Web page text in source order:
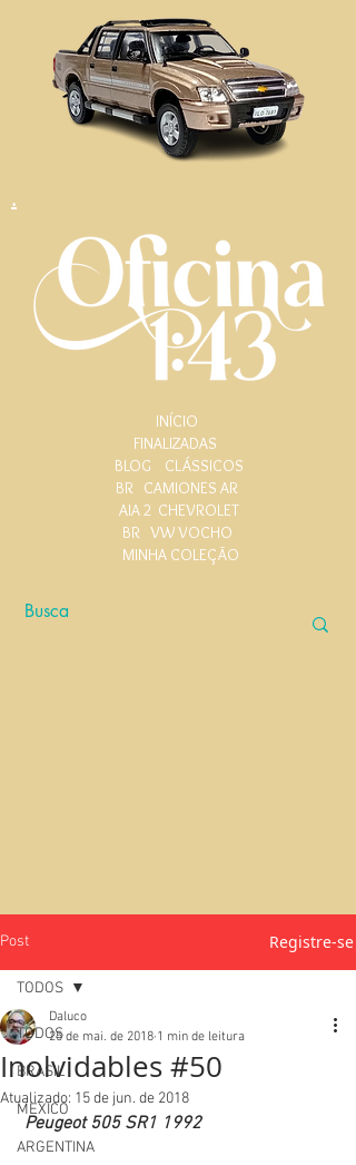
.
INÍCIO
FINALIZADAS
BLOG
CLÁSSICOS
BR CAMIONES AR
AIA 2 CHEVROLET
BR VW VOCHO
MINHA COLEÇÃO
Post Registre-se
TODOS
BRASIL
MEXICO
ARGENTINA
TODOS
Inolvidables #50
Daluco
25 de mai. de 2018 1 min de leitura
Atualizado: 15 de jun. de 2018
Peugeot 505 SR1 1992